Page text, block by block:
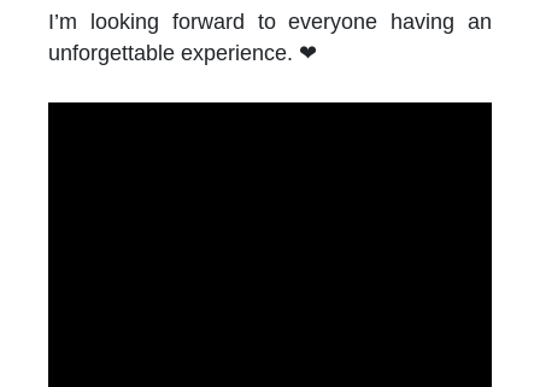
I’m looking forward to everyone having an
unforgettable experience. ❤